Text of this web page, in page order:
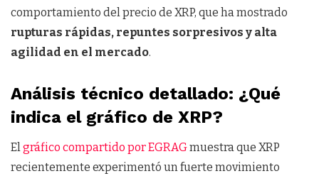
comportamiento del precio de XRP, que ha mostrado
rupturas rápidas, repuntes sorpresivos y alta
agilidad en el mercado.
Análisis técnico detallado: ¿Qué
indica el gráfico de XRP?
El gráfico compartido por EGRAGmuestra que XRP
recientemente experimentó un fuerte movimiento